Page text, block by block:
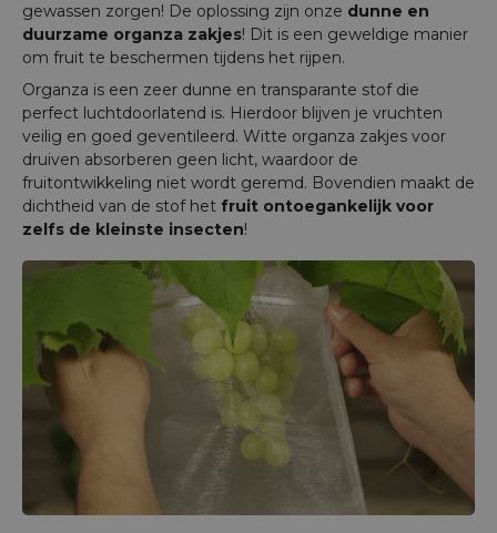
gewassen zorgen! De oplossing zijn onze dunne en
duurzame organza zakjes! Dit is een geweldige manier
om fruit te beschermen tijdens het rijpen.
Organza is een zeer dunne en transparante stof die
perfect luchtdoorlatend is. Hierdoor blijven je vruchten
veilig en goed geventileerd. Witte organza zakjes voor
druiven absorberen geen licht, waardoor de
fruitontwikkeling niet wordt geremd. Bovendien maakt de
dichtheid van de stof het fruit ontoegankelijk voor
zelfs de kleinste insecten!